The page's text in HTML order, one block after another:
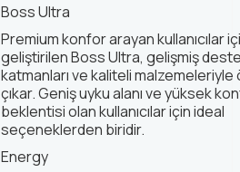
BossUltra
Premium konfor arayan kullanıcılar
geliştirilenBossUltra, gelişmiş
katmanları ve kaliteli malzemeleriyle
çıkar. Geniş uyku alanı ve yüksek
beklentisi olan kullanıcılar için ideal
seçeneklerden biridir.
Energy